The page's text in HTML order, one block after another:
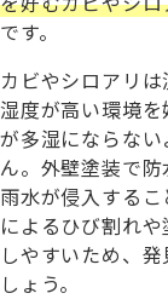
です。
カビやシロアリは
湿度が高い環境
が多湿にならな
ん。外壁塗装で
雨水が侵入する
によるひび割れ
しやすいため、
しょう。